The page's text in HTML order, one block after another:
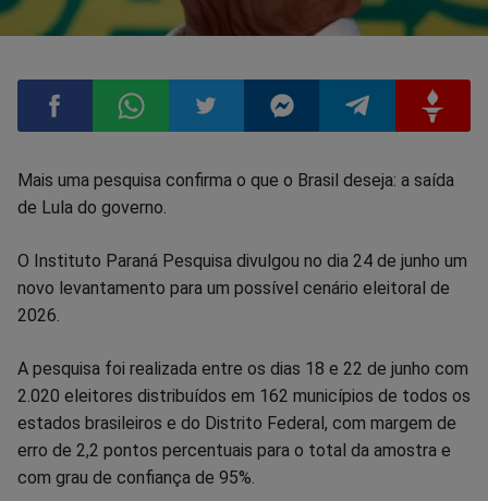
Compartilhar
Facebook
Compartilhar
Whatsapp
Compartilhar
Twitter
Compartilhar
Messenger
Compartilhar
TelegramGettr
Mais uma pesquisa confirma o que o Brasil deseja: a saída
de Lula do governo.
O Instituto Paraná Pesquisa divulgou no dia 24 de junho um
novo levantamento para um possível cenário eleitoral de
2026.
A pesquisa foi realizada entre os dias 18 e 22 de junho com
2.020 eleitores distribuídos em 162 municípios de todos os
estados brasileiros e do Distrito Federal, com margem de
erro de 2,2 pontos percentuais para o total da amostra e
com grau de confiança de 95%.